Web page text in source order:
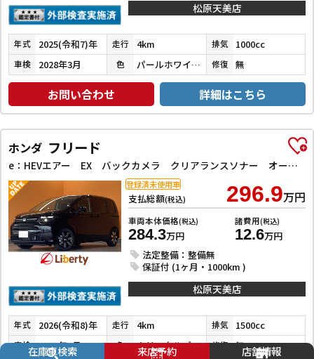
松原天美店
年式 2025(令和7)年 走行 4km 排気 1000cc
車検 2028年3月 色 パールホワイトⅢ 修復 無
お問い合わせ 詳細はこちら
ホンダ フリード
e：HEVエアー EX バックカメラ クリアランスソナー オートクルーズコントロール レーンアシスト 衝突被害軽減システム 両側電動スライドドア LEDヘッドランプ スマートキー 電動格納ミラー シートヒーター 3列シート
支払総額(税込) 296.9万円
車両本体価格(税込)
284.3万円
諸費用(税込)
12.6万円
法定整備：整備無
保証付 (1ヶ月・1000km )
登録済未使用車
松原天美店
年式 2026(令和8)年 走行 4km 排気 1500cc
車検 2029年3月 色 クリスタルブラックパール 修復 無
在庫車検索 来店予約 店舗情報